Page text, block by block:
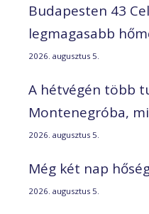
Budapesten 43
legmagasabb
2026. augusztus 5.
A hétvégén több
Montenegróba,
2026. augusztus 5.
Még két nap
2026. augusztus 5.